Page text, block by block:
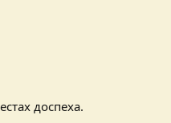
доспеха.